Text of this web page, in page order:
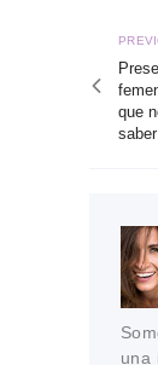
de
que
saber
una